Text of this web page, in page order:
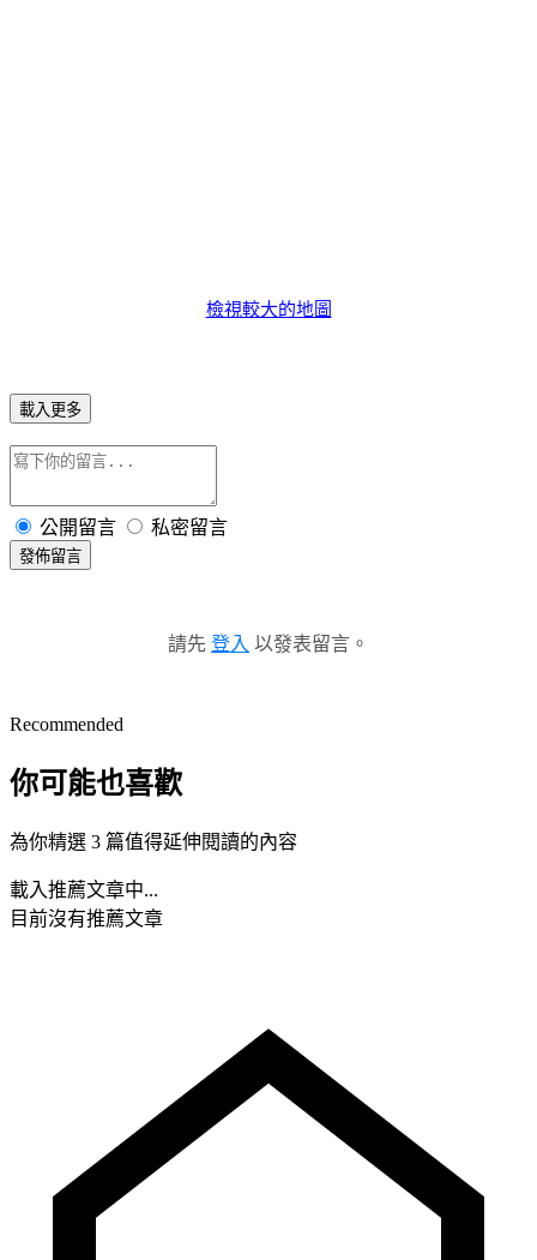
檢視較大的地圖
載入更多
公開留言 私密留言
發佈留言
請先 登入 以發表留言。
Recommended
你可能也喜歡
為你精選 3 篇值得延伸閱讀的內容
載入推薦文章中...
目前沒有推薦文章